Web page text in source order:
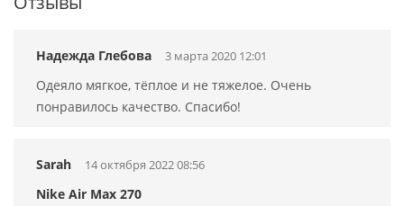
Надежда Глебова 3 марта 2020 12:01
Одеяло мягкое, тёплое и не тяжелое. Очень
понравилось качество. Спасибо!
Sarah 14 октября 2022 08:56
Nike Air Max 270